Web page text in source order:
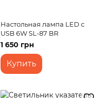
Настольная лампа LED с
USB 6W SL-87 BR
1 650 грн
Купить